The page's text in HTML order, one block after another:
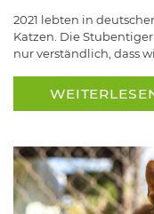
2021 lebten in
Katzen. Die
nur verständlich, dass